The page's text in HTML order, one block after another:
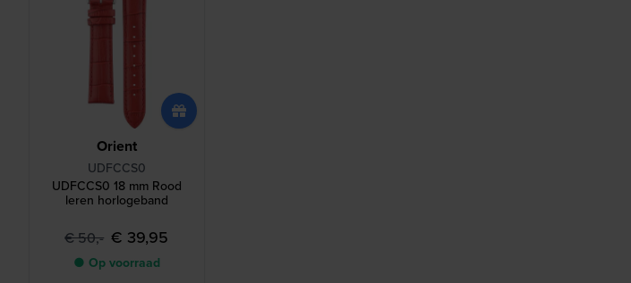
Orient
UDFCCS0
UDFCCS0 18 mm Rood
leren horlogeband
€ 50,- € 39,95
● Op voorraad